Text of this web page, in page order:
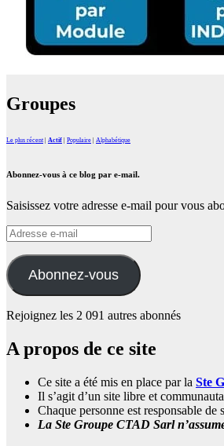
Groupes
Le plus récent Actif Populaire Alphabétique
Abonnez-vous à ce blog par e-mail.
Saisissez votre adresse e-mail pour vous
Adresse
e-
mail
Abonnez-vous
Rejoignez les 2 091 autres abonnés
A propos de ce site
Ce site a été mis en place par la Ste
Il s’agit d’un site libre et
Chaque personne est responsable de
La Ste Groupe CTAD Sarl